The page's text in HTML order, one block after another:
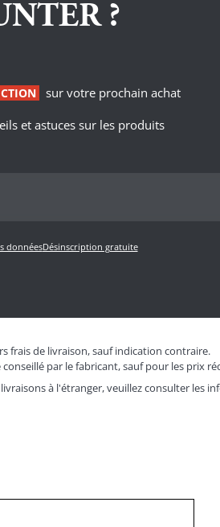
?
sur votre prochain achat
et astuces sur les produits
donnéesDésinscription gratuite
frais de livraison, sauf indication contraire.
par le fabricant, sauf pour les prix
à l'étranger, veuillez consulter les